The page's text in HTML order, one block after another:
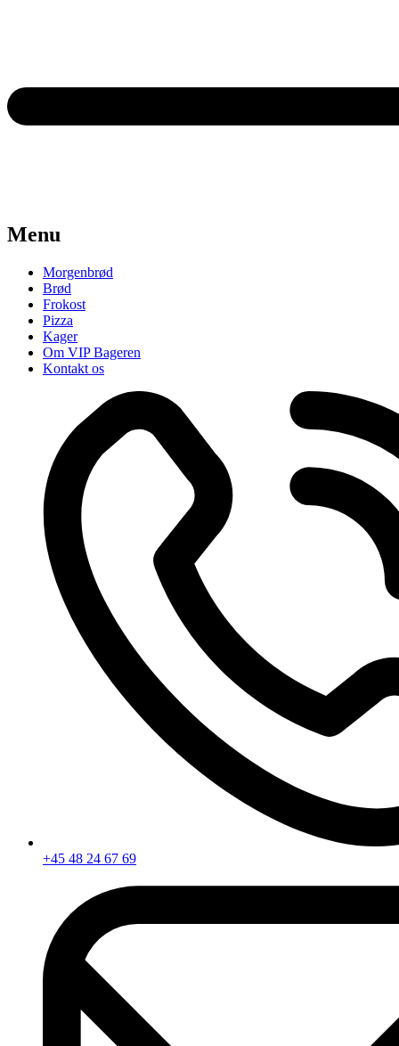
Menu
Morgenbrød
Brød
Frokost
Pizza
Kager
Om VIP Bageren
Kontakt os
+45 48 24 67 69